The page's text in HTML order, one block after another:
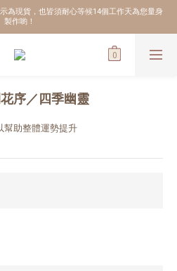
為現貨，也皆須耐心等候14個工作天為您量身
製作喲！
序／四季幽靈
幫助整體運勢提升